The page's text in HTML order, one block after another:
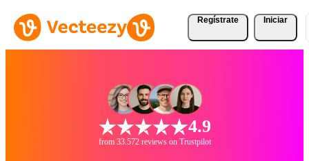
Regístrate Iniciar
4.9
from 33.572 reviews on Trustpilot